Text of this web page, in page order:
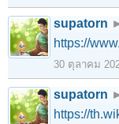
supatorn
https://
30 ตุลาคม
supatorn
https://